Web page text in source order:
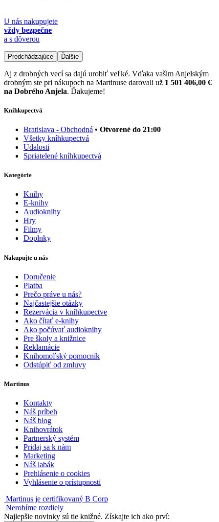
U nás nakupujete
vždy bezpečne
a s dôverou
Predchádzajúce Ďalšie
Aj z drobných vecí sa dajú urobiť veľké. Vďaka vašim Anjelským
drobným ste pri nákupoch na Martinuse darovali už 1 501 406,00 €
na Dobrého Anjela. Ďakujeme!
Kníhkupectvá
Bratislava - Obchodná • Otvorené do 21:00
Všetky kníhkupectvá
Udalosti
Spriatelené kníhkupectvá
Kategórie
Knihy
E-knihy
Audioknihy
Hry
Filmy
Doplnky
Nakupujte u nás
Doručenie
Platba
Prečo práve u nás?
Najčastejšie otázky
Rezervácia v kníhkupectve
Ako čítať e-knihy
Ako počúvať audioknihy
Pre školy a knižnice
Reklamácie
Knihomoľský pomocník
Odstúpiť od zmluvy
Martinus
Kontakty
Náš príbeh
Náš blog
Knihovrátok
Partnerský systém
Pridaj sa k nám
Marketing
Náš labák
Prehlásenie o cookies
Vyhlásenie o prístupnosti
Martinus je certifikovaný B Corp
Nerobíme rozdiely
Najlepšie novinky sú tie knižné. Získajte ich ako prví: